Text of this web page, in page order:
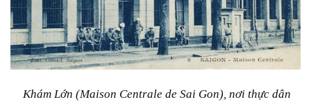
Khám Lớn (Maison Centrale de Sai Gon), nơi thực dân